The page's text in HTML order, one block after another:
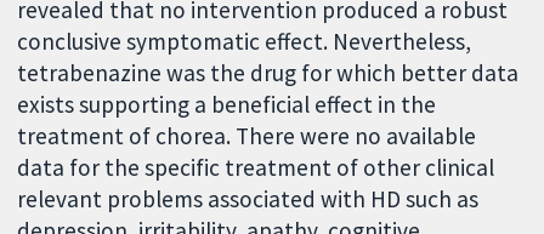
revealed that no intervention produced a robust
conclusive symptomatic effect. Nevertheless,
tetrabenazine was the drug for which better data
exists supporting a beneficial effect in the
treatment of chorea. There were no available
data for the specific treatment of other clinical
relevant problems associated with HD such as